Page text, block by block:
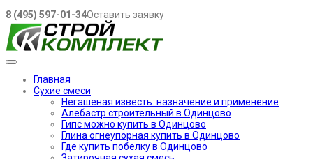
8 (495) 597-01-34Оставить заявку
Главная
Сухие смеси
Негашеная известь: назначение и применение
Алебастр строительный в Одинцово
Гипс можно купить в Одинцово
Глина огнеупорная купить в Одинцово
Где купить побелку в Одинцово